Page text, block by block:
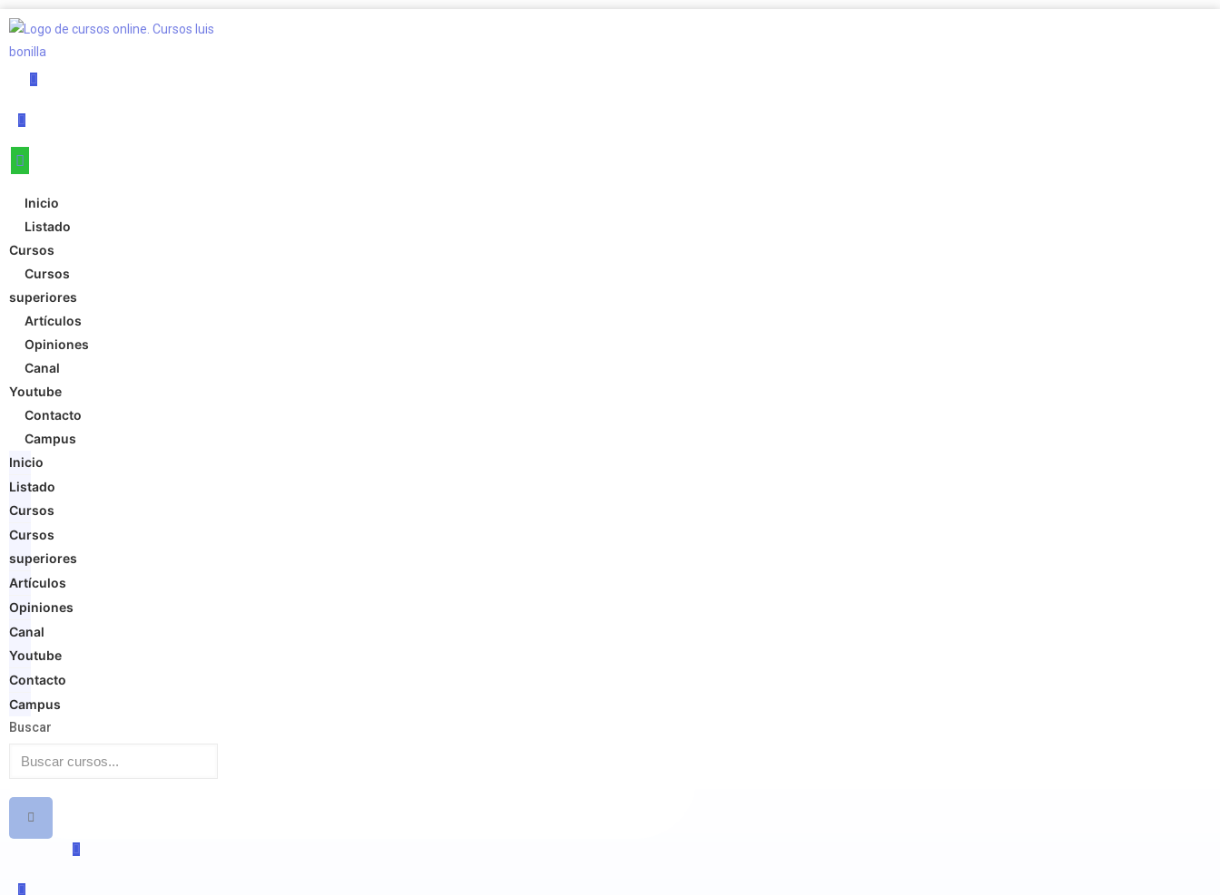
Inicio
Listado
Cursos
Cursos
superiores
Artículos
Opiniones
Canal
Youtube
Contacto
Campus
Inicio
Listado
Cursos
Cursos
superiores
Artículos
Opiniones
Canal
Youtube
Contacto
Campus
Buscar